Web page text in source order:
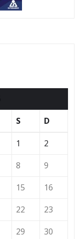
S D
1
2
8
9
15
16
22
23
29
30